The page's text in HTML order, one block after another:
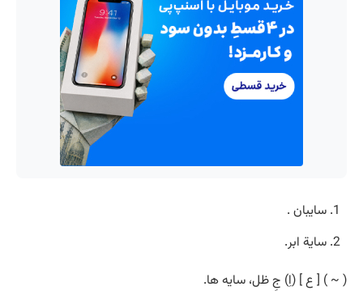
سایبان .
سایة ابر.
( ~ ) [ ع ] (اِ) جِ ظل، سایه ها.